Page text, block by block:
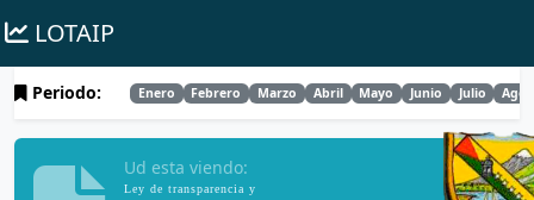
LOTAIP
Periodo: Enero Febrero Marzo Abril Mayo Junio Julio
Ud esta viendo:
Ley de transparencia y